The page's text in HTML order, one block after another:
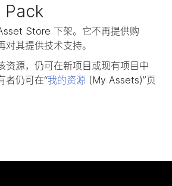
Pack
Store 下架。它不再提供购
其提供技术支持。
资源，仍可在新项目或现有项目中
者仍可在“我的资源 (My Assets)”页